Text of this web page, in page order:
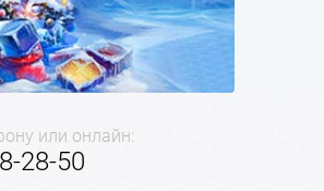
или онлайн:
28-50